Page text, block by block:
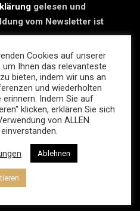
gelesen und
vom Newsletter ist
AUSSTELLUNGSBEDINGUNGEN
The Stage Gallery.All rights reserved.
BLUESKY
Cookies auf unserer
um Ihnen das relevanteste
bieten, indem wir uns an
und wiederholten
erinnern. Indem Sie auf
klicken, erklären Sie sich
von ALLEN
Ablehnen